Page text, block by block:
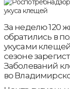
За неделю 120
обратились в
укусами
сезоне
Заболеваний
во